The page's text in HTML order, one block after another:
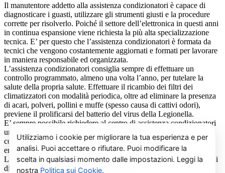
Il manutentore addetto alla assistenza condizionatori è capace di
diagnosticare i guasti, utilizzare gli strumenti giusti e la procedure
corrette per risolverlo. Poiché il settore dell’elettronica in questi anni
in continua espansione viene richiesta la più alta specializzazione
tecnica. E’ per questo che l’assistenza condizionatori è formata da
tecnici che vengono costantemente aggiornati e formati per lavorare
in maniera responsabile ed organizzata.
L’assistenza condizionatori consiglia sempre di effettuare un
controllo programmato, almeno una volta l’anno, per tutelare la
salute della propria salute. Effettuare il ricambio dei filtri dei
climatizzatori con modalità periodica, oltre ad eliminare la presenza
di acari, polveri, pollini e muffe (spesso causa di cattivi odori),
previene il prolificarsi del batterio del virus della Legionella.
E’ sempre possibile richiedere al centro di assistenza condizionatori
una consulenza gratuita per un montaggio di un nuovo
condizionatore o sulle ultime normative in materia di risparmio
energetico.
La salute e il benessere sono quindi essere gli obiettivi fondamentali
di un addetto alla assistenza condizionatori.